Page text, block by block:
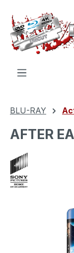
Zum Hauptinhalt
BLU-RAY
AFTER
Bildergalerie